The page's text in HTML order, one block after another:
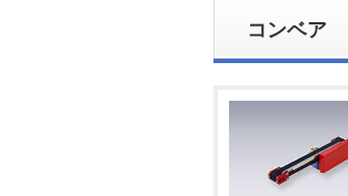
コンベア